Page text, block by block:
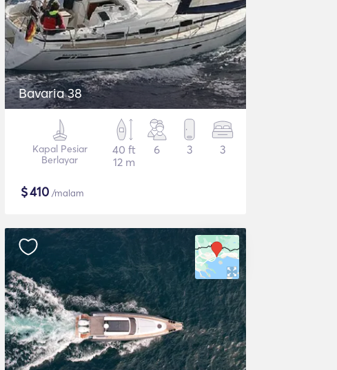
Bavaria 38
Kapal Pesiar
Berlayar
40 ft
12 m
6 3 3
$410 /malam